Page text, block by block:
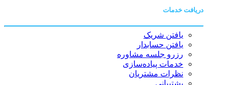
دریافت خدمات
یافتن شریک
یافتن حسابدار
رزرو جلسه مشاوره
خدمات پیاده‌سازی
نظرات مشتریان
پشتیبانی